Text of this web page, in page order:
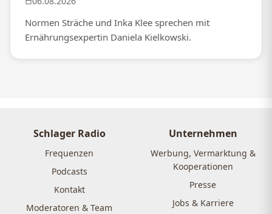
Normen Sträche und Inka Klee sprechen mit
Ernährungsexpertin Daniela Kielkowski.
Schlager Radio
Frequenzen
Podcasts
Kontakt
Moderatoren & Team
Unternehmen
Werbung, Vermarktung &
Kooperationen
Presse
Jobs & Karriere